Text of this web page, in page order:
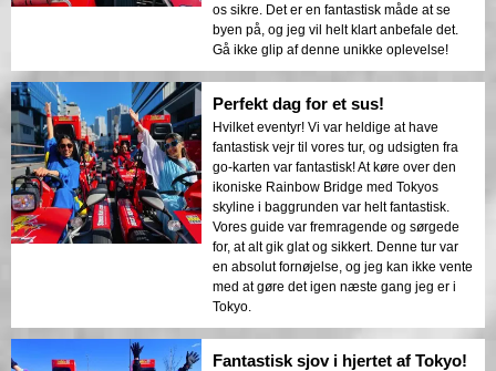
os sikre. Det er en fantastisk måde at se
byen på, og jeg vil helt klart anbefale det.
Gå ikke glip af denne unikke oplevelse!
Perfekt dag for et sus!
Hvilket eventyr! Vi var heldige at have
fantastisk vejr til vores tur, og udsigten fra
go-karten var fantastisk! At køre over den
ikoniske Rainbow Bridge med Tokyos
skyline i baggrunden var helt fantastisk.
Vores guide var fremragende og sørgede
for, at alt gik glat og sikkert. Denne tur var
en absolut fornøjelse, og jeg kan ikke vente
med at gøre det igen næste gang jeg er i
Tokyo.
Fantastisk sjov i hjertet af Tokyo!